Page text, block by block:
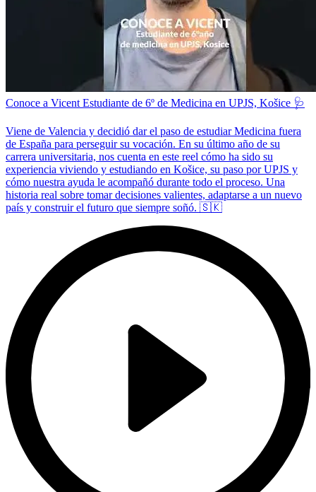
Conoce a Vicent Estudiante de 6º de Medicina en UPJS, Košice 🩺
Viene de Valencia y decidió dar el paso de estudiar Medicina fuera
de España para perseguir su vocación. En su último año de su
carrera universitaria, nos cuenta en este reel cómo ha sido su
experiencia viviendo y estudiando en Košice, su paso por UPJS y
cómo nuestra ayuda le acompañó durante todo el proceso. Una
historia real sobre tomar decisiones valientes, adaptarse a un nuevo
país y construir el futuro que siempre soñó. 🇸🇰